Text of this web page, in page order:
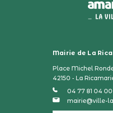
Mairie de La
Place Michel
42150 - La
04 77 81 04 00
mairie@ville-